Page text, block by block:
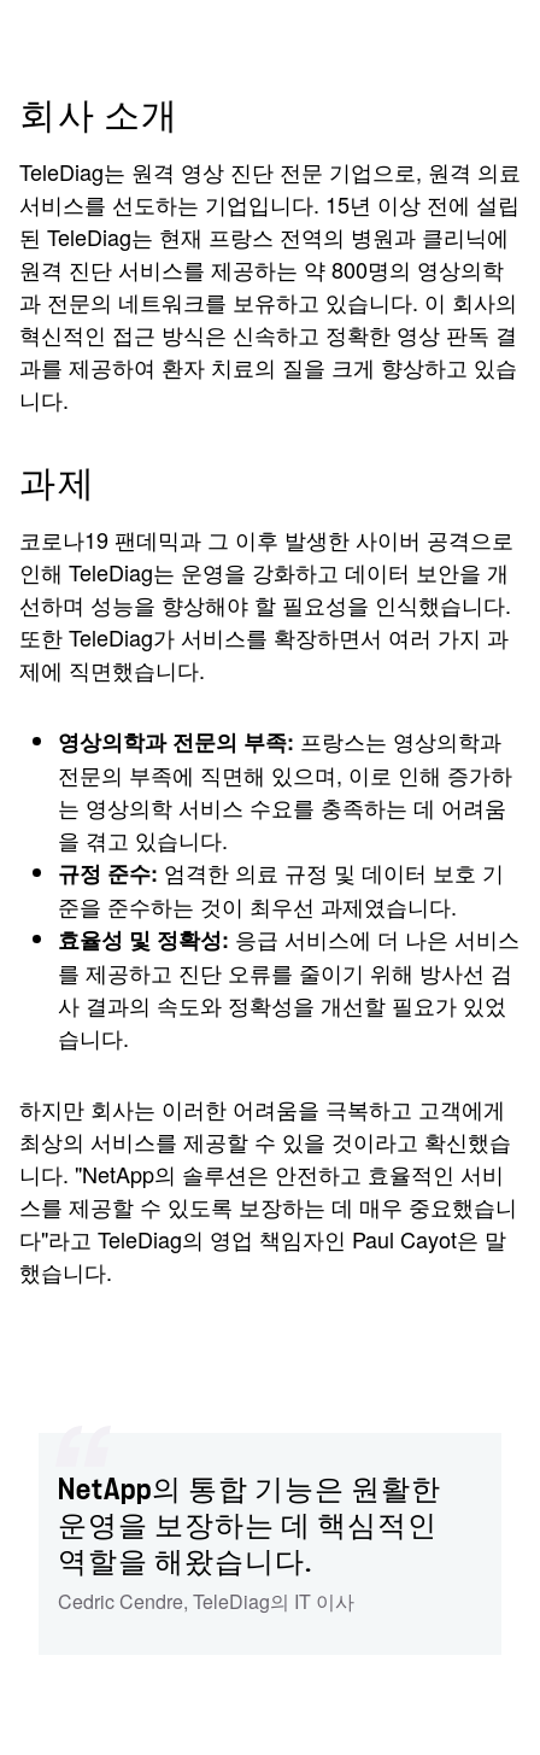
회사 소개
TeleDiag는 원격 영상 진단 전문 기업으로, 원격 의료
서비스를 선도하는 기업입니다. 15년 이상 전에 설립
된 TeleDiag는 현재 프랑스 전역의 병원과 클리닉에
원격 진단 서비스를 제공하는 약 800명의 영상의학
과 전문의 네트워크를 보유하고 있습니다. 이 회사의
혁신적인 접근 방식은 신속하고 정확한 영상 판독 결
과를 제공하여 환자 치료의 질을 크게 향상하고 있습
니다.
과제
코로나19 팬데믹과 그 이후 발생한 사이버 공격으로
인해 TeleDiag는 운영을 강화하고 데이터 보안을 개
선하며 성능을 향상해야 할 필요성을 인식했습니다.
또한 TeleDiag가 서비스를 확장하면서 여러 가지 과
제에 직면했습니다.
영상의학과 전문의 부족: 프랑스는 영상의학과
전문의 부족에 직면해 있으며, 이로 인해 증가하
는 영상의학 서비스 수요를 충족하는 데 어려움
을 겪고 있습니다.
규정 준수: 엄격한 의료 규정 및 데이터 보호 기
준을 준수하는 것이 최우선 과제였습니다.
효율성 및 정확성: 응급 서비스에 더 나은 서비스
를 제공하고 진단 오류를 줄이기 위해 방사선 검
사 결과의 속도와 정확성을 개선할 필요가 있었
습니다.
하지만 회사는 이러한 어려움을 극복하고 고객에게
최상의 서비스를 제공할 수 있을 것이라고 확신했습
니다. "NetApp의 솔루션은 안전하고 효율적인 서비
스를 제공할 수 있도록 보장하는 데 매우 중요했습니
다"라고 TeleDiag의 영업 책임자인 Paul Cayot은 말
했습니다.
NetApp의 통합 기능은 원활한
운영을 보장하는 데 핵심적인
역할을 해왔습니다.
Cedric Cendre, TeleDiag의 IT 이사